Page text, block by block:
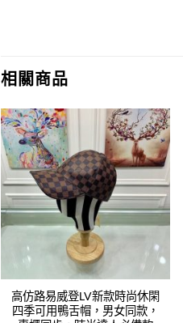
相關商品
Add to
wishlist
高仿路易威登LV新款時尚休閑
四季可用鴨舌帽，男女同款，